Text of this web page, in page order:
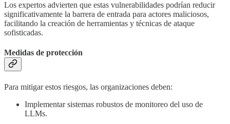
Los expertos advierten que estas vulnerabilidades podrían reducir
significativamente la barrera de entrada para actores maliciosos,
facilitando la creación de herramientas y técnicas de ataque
sofisticadas.
Medidas de protección
Para mitigar estos riesgos, las organizaciones deben:
Implementar sistemas robustos de monitoreo del uso de
LLMs.